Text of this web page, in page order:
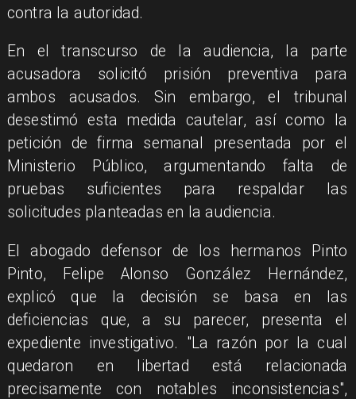
contra la autoridad.
En el transcurso de la audiencia, la parte
acusadora solicitó prisión preventiva para
ambos acusados. Sin embargo, el tribunal
desestimó esta medida cautelar, así como la
petición de firma semanal presentada por el
Ministerio Público, argumentando falta de
pruebas suficientes para respaldar las
solicitudes planteadas en la audiencia.
El abogado defensor de los hermanos Pinto
Pinto, Felipe Alonso González Hernández,
explicó que la decisión se basa en las
deficiencias que, a su parecer, presenta el
expediente investigativo. "La razón por la cual
quedaron en libertad está relacionada
precisamente con notables inconsistencias",